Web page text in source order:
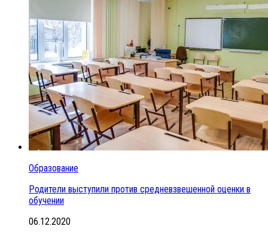
Образование
Родители выступили против средневзвешенной оценки в
обучении
06.12.2020